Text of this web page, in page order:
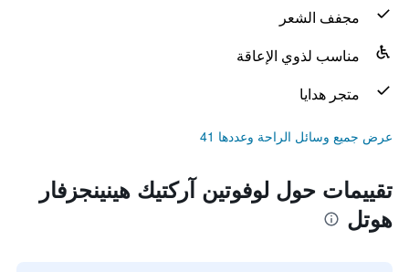
مجفف الشعر
مناسب لذوي الإعاقة
متجر هدايا
عرض جميع وسائل الراحة وعددها 41
تقييمات حول لوفوتين آركتيك هينينجزفار
هوتل